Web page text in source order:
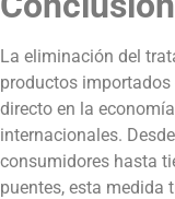
La eliminación del
productos
directo en la
internacionales.
consumidores hasta
puentes, esta medida